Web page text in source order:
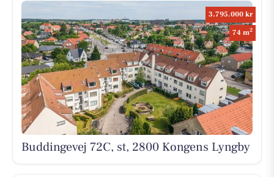
3.795.000 kr
74 m2
Buddingevej 72C, st, 2800 Kongens Lyngby